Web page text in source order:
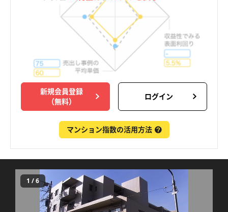
新規会員登録
（無料）
ログイン
マンション指数の活用方法
1 /6